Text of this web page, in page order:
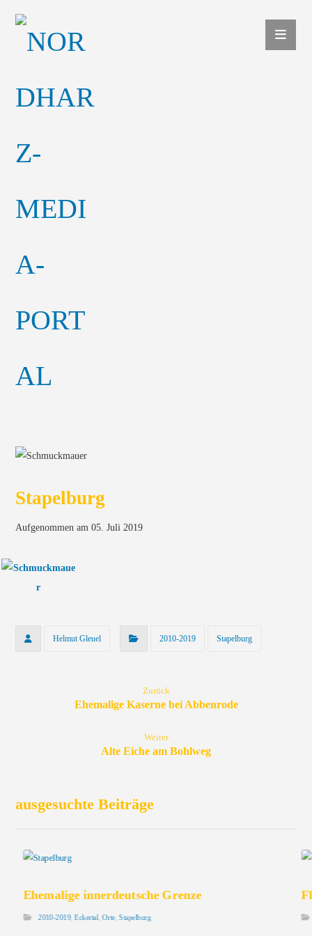
Stapelburg
Aufgenommen am 05. Juli 2019
Helmut Gleuel 2010-2019 Stapelburg
Zurück
Ehemalige Kaserne bei Abbenrode
Weiter
Alte Eiche am Bohlweg
ausgesuchte Beiträge
Ehemalige innerdeutsche Grenze
2010-2019,Eckertal ,Orte,Stapelburg